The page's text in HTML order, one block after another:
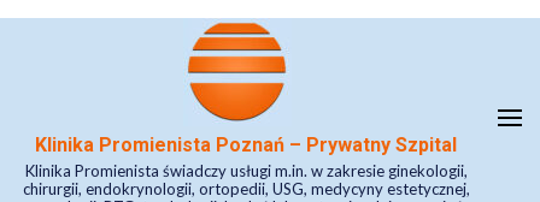
Skip
Enter)Klinika Promienista Poznań – Prywatny Szpital
Klinika Promienista świadczy usługi m.in. w zakresie ginekologii,
chirurgii, endokrynologii, ortopedii, USG, medycyny estetycznej,